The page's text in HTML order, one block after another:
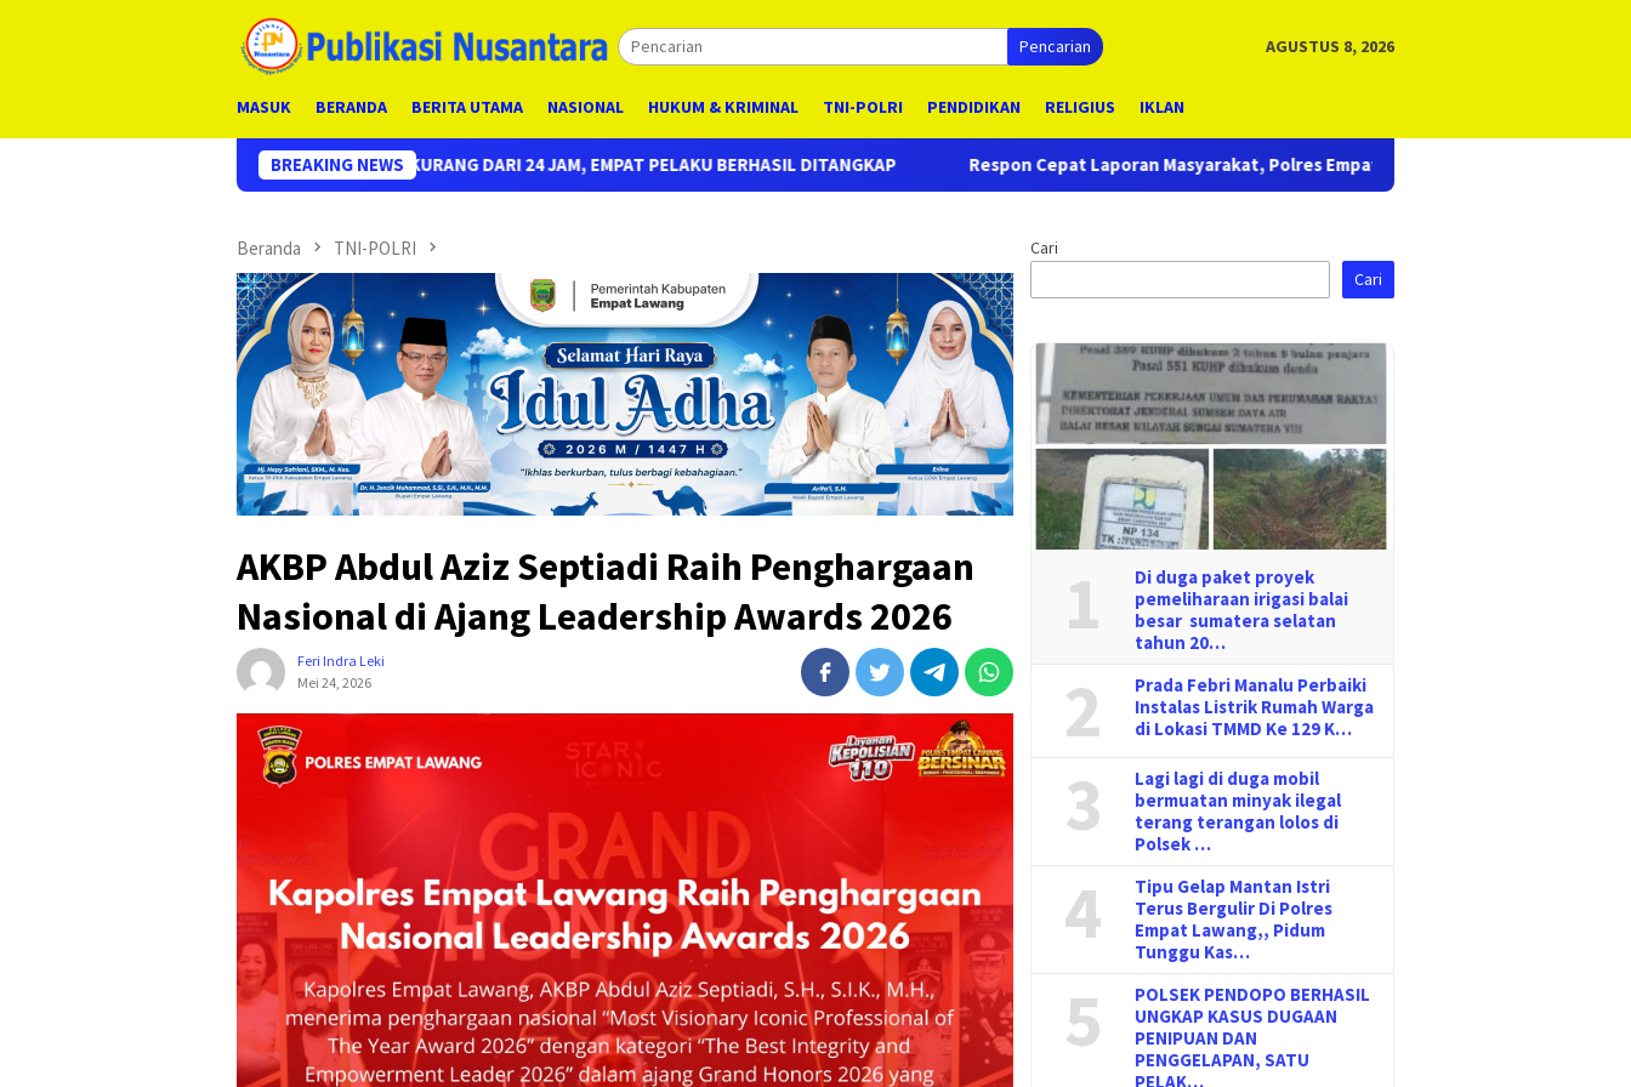
Pencarian AGUSTUS 8, 2026
MASUK BERANDA BERITA UTAMA NASIONAL HUKUM & KRIMINAL TNI-POLRI PENDIDIKAN RELIGIUS IKLAN
BREAKING NEWS
CURAS SPBU KURANG DARI 24 JAM, EMPAT PELAKU BERHASIL DITANGKAP Respon Cepat Laporan Masyarakat, Polres Empat Lawang Bongkar Sarang Narkoba, 7 Pelaku dan Senpi
Beranda TNI-POLRI
AKBP Abdul Aziz Septiadi Raih Penghargaan
Nasional di Ajang Leadership Awards 2026
Feri Indra Leki
Mei 24, 2026
Cari
Cari
1
Di duga paket proyek
pemeliharaan irigasi balai
besar sumatera selatan
tahun 20…
2
Prada Febri Manalu Perbaiki
Instalas Listrik Rumah Warga
di Lokasi TMMD Ke 129 K…
3
Lagi lagi di duga mobil
bermuatan minyak ilegal
terang terangan lolos di
Polsek …
4
Tipu Gelap Mantan Istri
Terus Bergulir Di Polres
Empat Lawang,, Pidum
Tunggu Kas…
5
POLSEK PENDOPO BERHASIL
UNGKAP KASUS DUGAAN
PENIPUAN DAN
PENGGELAPAN, SATU
PELAK…